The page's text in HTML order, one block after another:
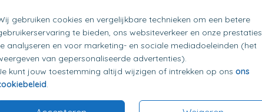
gebruiken cookies en vergelijkbare technieken om een betere
te bieden, ons websiteverkeer en onze prestaties
analyseren en voor marketing- en sociale mediadoeleinden (het
van gepersonaliseerde advertenties).
kunt jouw toestemming altijd wijzigen of intrekken op ons ons